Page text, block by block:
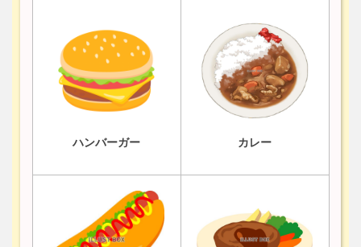
ハンバーガー カレー